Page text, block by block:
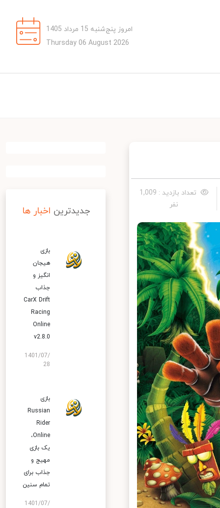
امروز پنج‌شنبه 15 مرداد 1405
Thursday 06 August 2026
تعداد بازدید : 1,009
نفر
جدیدترین اخبار ها
بازی
هیجان
انگیز و
جذاب
CarX Drift
Racing
Online
v2.8.0
1401/07/
28
بازی
Russian
Rider
Online‏،
یک بازی
مهیج و
جذاب برای
تمام سنین
1401/07/